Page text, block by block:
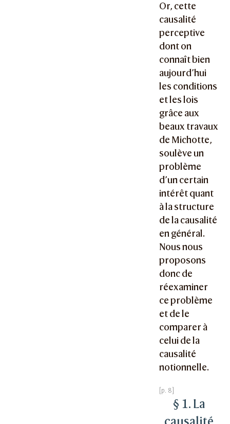
Or, cette
causalité
perceptive
dont on
connaît bien
aujourd’hui
les conditions
et les lois
grâce aux
beaux travaux
de Michotte,
soulève un
problème
d’un certain
intérêt quant
à la structure
de la causalité
en général.
Nous nous
proposons
donc de
réexaminer
ce problème
et de le
comparer à
celui de la
causalité
notionnelle.
§ 1. La
causalité